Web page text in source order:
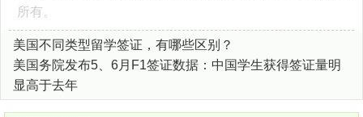
所有。
美国不同类型留学签证，有哪些区别？
美国务院发布5、6月F1签证数据：中国学生获得签证量明
显高于去年